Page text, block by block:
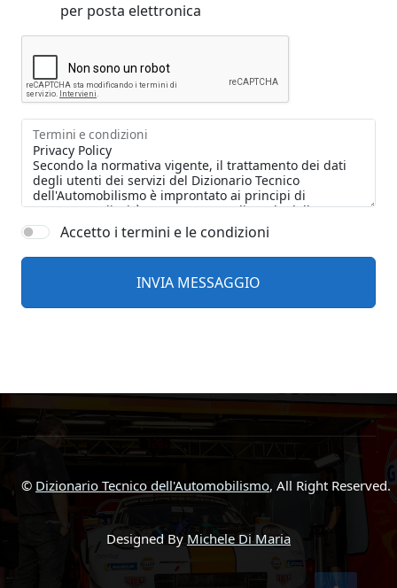
per posta elettronica
Termini e condizioni
Accetto i termini e le condizioni
© Dizionario Tecnico dell'Automobilismo, All Right Reserved.
Designed By Michele Di Maria